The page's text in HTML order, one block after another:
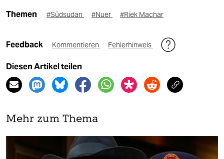
Themen #Südsudan #Nuer #Riek Machar
Feedback Kommentieren Fehlerhinweis
Diesen Artikel teilen
Mehr zum Thema